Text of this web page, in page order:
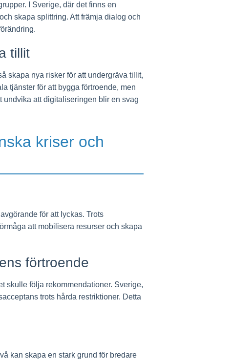
I Sverige, där det finns en
skapa splittring. Att främja dialog och
tillit
skapa nya risker för att undergräva tillit,
tjänster för att bygga förtroende, men
undvika att digitaliseringen blir en svag
kriser och
för att lyckas. Trots
att mobilisera resurser och skapa
förtroende
skulle följa rekommendationer. Sverige,
trots hårda restriktioner. Detta
kan skapa en stark grund för bredare